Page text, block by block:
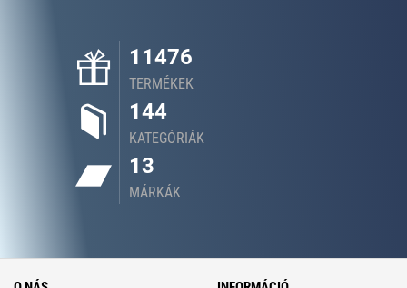
11476
TERMÉKEK
144
KATEGÓRIÁK
13
MÁRKÁK